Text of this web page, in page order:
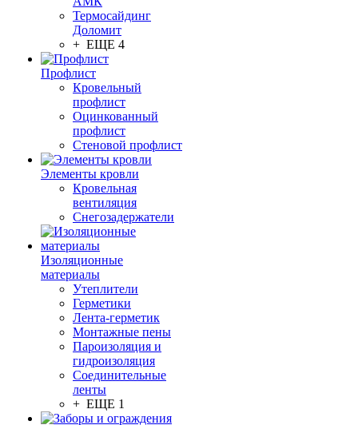
Термосайдинг
Доломит
+ ЕЩЕ 4
Профлист
Кровельный
профлист
Оцинкованный
профлист
Стеновой профлист
Элементы кровли
Кровельная
вентиляция
Снегозадержатели
Изоляционные
материалы
Утеплители
Герметики
Лента-герметик
Монтажные пены
Пароизоляция и
гидроизоляция
Соединительные
ленты
+ ЕЩЕ 1